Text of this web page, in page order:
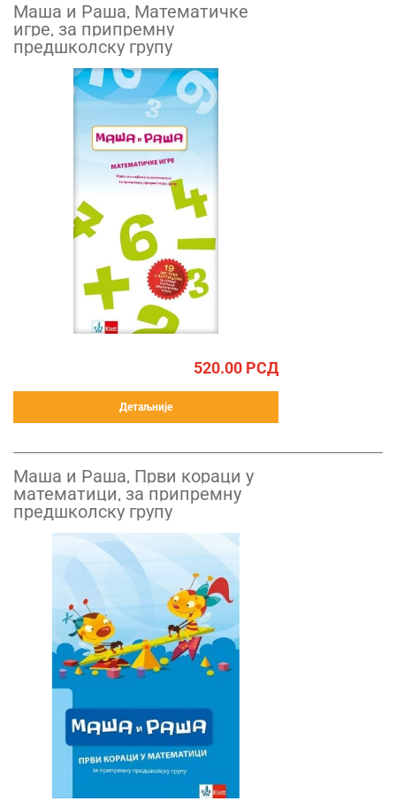
Маша и Раша, Математичке
игре, за припремну
предшколску групу
520.00 РСД
Детаљније
Маша и Раша, Први кораци у
математици, за припремну
предшколску групу